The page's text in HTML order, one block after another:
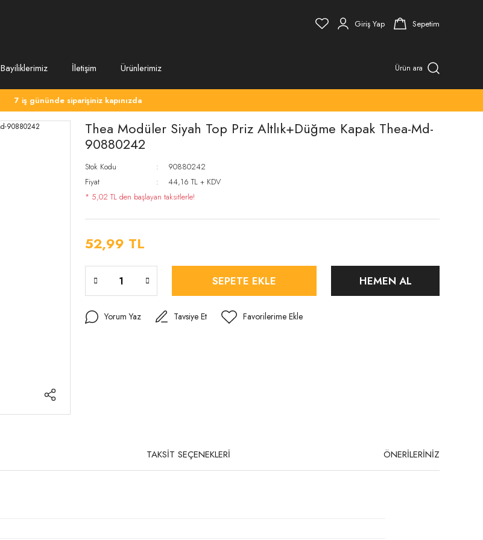
Giriş Yap Sepetim
Bayiliklerimiz İletişim Ürünlerimiz Ürün ara
7 iş gününde siparişiniz kapınızda
Thea Modüler Siyah Top Priz Altlık+Düğme Kapak Thea-Md-
90880242
Stok Kodu
90880242
Fiyat
44,16 TL + KDV
* 5,02 TL den başlayan taksitlerle!
52,99 TL
SEPETE EKLE HEMEN AL
Yorum Yaz Tavsiye Et
TAKSİT SEÇENEKLERİ ÖNERİLERİNİZ